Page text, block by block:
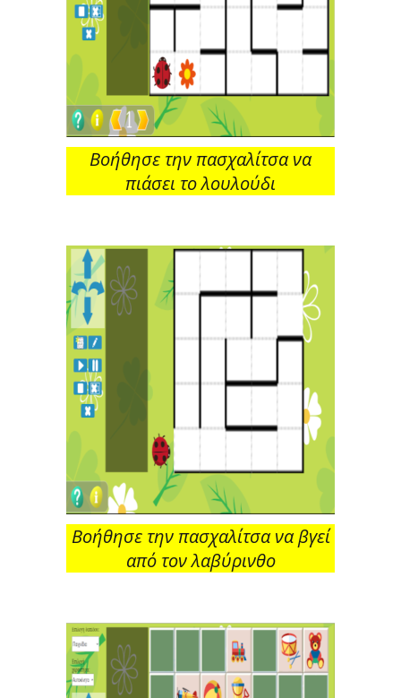
Βοήθησε την πασχαλίτσα να
πιάσει το λουλούδι
Βοήθησε την πασχαλίτσα να βγεί
από τον λαβύρινθο